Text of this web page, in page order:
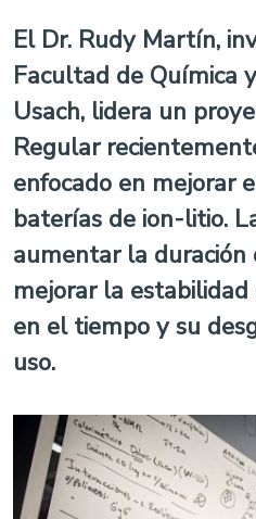
El Dr. Rudy Martín,
Facultad de Química
Usach, lidera un
Regular
enfocado en mejorar
baterías de ion-litio.
aumentar la duración
mejorar la
en el tiempo y su
uso.